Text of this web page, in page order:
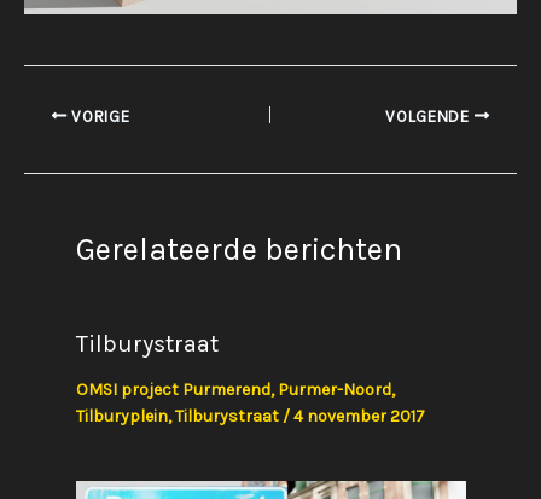
VORIGE VOLGENDE
Gerelateerde berichten
Tilburystraat
OMSI project Purmerend,Purmer-Noord,
Tilburyplein,Tilburystraat/4 november 2017